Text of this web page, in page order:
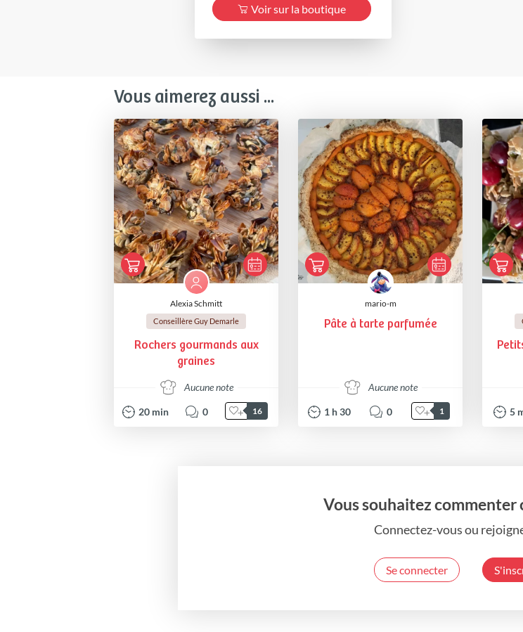
Voir sur la boutique
Vous aimerez aussi ...
Alexia Schmitt
Conseillère Guy Demarle
Rochers gourmands aux
graines
Aucune note
20 min 0 16
mario-m
Pâte à tarte parfumée
Aucune note
1 h30 0 1 5
Vous souhaitez commenter
Connectez-vous ou
Se connecter